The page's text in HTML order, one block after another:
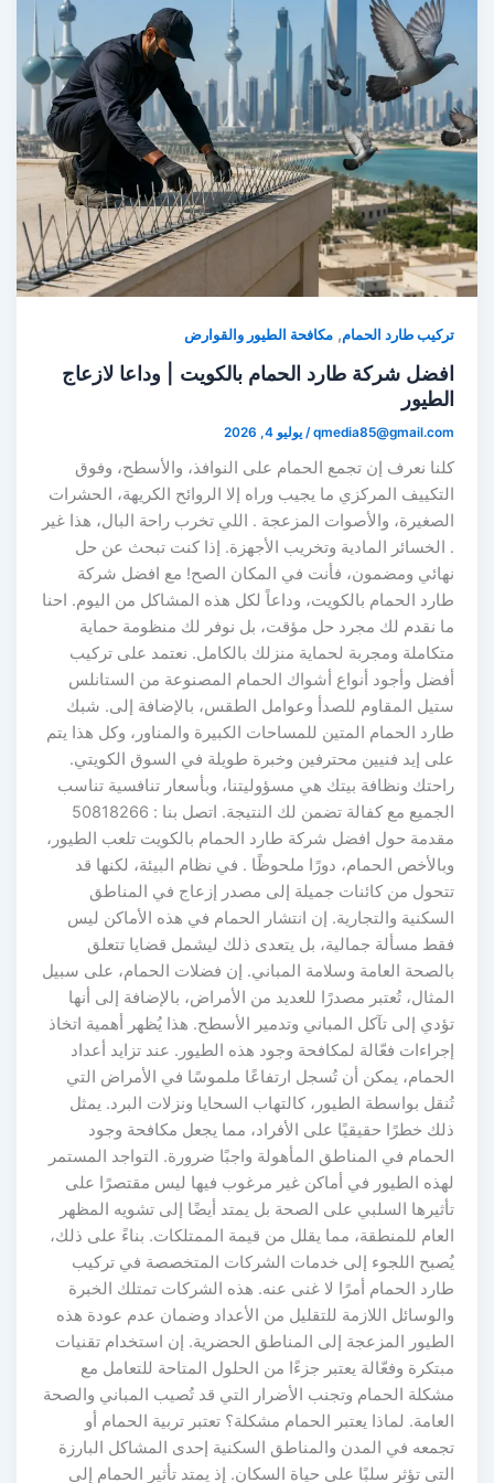
تركيب طارد الحمام,مكافحة الطيور والقوارض
افضل شركة طارد الحمام بالكويت | وداعا لازعاج
الطيور
qmedia85@gmail.com
/يوليو 4, 2026
كلنا نعرف إن تجمع الحمام على النوافذ، والأسطح، وفوق
التكييف المركزي ما يجيب وراه إلا الروائح الكريهة، الحشرات
الصغيرة، والأصوات المزعجة . اللي تخرب راحة البال، هذا غير
. الخسائر المادية وتخريب الأجهزة. إذا كنت تبحث عن حل
نهائي ومضمون، فأنت في المكان الصح! مع افضل شركة
طارد الحمام بالكويت، وداعاً لكل هذه المشاكل من اليوم. احنا
ما نقدم لك مجرد حل مؤقت، بل نوفر لك منظومة حماية
متكاملة ومجربة لحماية منزلك بالكامل. نعتمد على تركيب
أفضل وأجود أنواع أشواك الحمام المصنوعة من الستانلس
ستيل المقاوم للصدأ وعوامل الطقس، بالإضافة إلى. شبك
طارد الحمام المتين للمساحات الكبيرة والمناور، وكل هذا يتم
على إيد فنيين محترفين وخبرة طويلة في السوق الكويتي.
راحتك ونظافة بيتك هي مسؤوليتنا، وبأسعار تنافسية تناسب
الجميع مع كفالة تضمن لك النتيجة. اتصل بنا : 50818266
مقدمة حول افضل شركة طارد الحمام بالكويت تلعب الطيور،
وبالأخص الحمام، دورًا ملحوظًا . في نظام البيئة، لكنها قد
تتحول من كائنات جميلة إلى مصدر إزعاج في المناطق
السكنية والتجارية. إن انتشار الحمام في هذه الأماكن ليس
فقط مسألة جمالية، بل يتعدى ذلك ليشمل قضايا تتعلق
بالصحة العامة وسلامة المباني. إن فضلات الحمام، على سبيل
المثال، تُعتبر مصدرًا للعديد من الأمراض، بالإضافة إلى أنها
تؤدي إلى تآكل المباني وتدمير الأسطح. هذا يُظهر أهمية اتخاذ
إجراءات فعّالة لمكافحة وجود هذه الطيور. عند تزايد أعداد
الحمام، يمكن أن تُسجل ارتفاعًا ملموسًا في الأمراض التي
تُنقل بواسطة الطيور، كالتهاب السحايا ونزلات البرد. يمثل
ذلك خطرًا حقيقيًا على الأفراد، مما يجعل مكافحة وجود
الحمام في المناطق المأهولة واجبًا ضرورة. التواجد المستمر
لهذه الطيور في أماكن غير مرغوب فيها ليس مقتصرًا على
تأثيرها السلبي على الصحة بل يمتد أيضًا إلى تشويه المظهر
العام للمنطقة، مما يقلل من قيمة الممتلكات. بناءً على ذلك،
يُصبح اللجوء إلى خدمات الشركات المتخصصة في تركيب
طارد الحمام أمرًا لا غنى عنه. هذه الشركات تمتلك الخبرة
والوسائل اللازمة للتقليل من الأعداد وضمان عدم عودة هذه
الطيور المزعجة إلى المناطق الحضرية. إن استخدام تقنيات
مبتكرة وفعّالة يعتبر جزءًا من الحلول المتاحة للتعامل مع
مشكلة الحمام وتجنب الأضرار التي قد تُصيب المباني والصحة
العامة. لماذا يعتبر الحمام مشكلة؟ تعتبر تربية الحمام أو
تجمعه في المدن والمناطق السكنية إحدى المشاكل البارزة
التي تؤثر سلبًا على حياة السكان. إذ يمتد تأثير الحمام إلى